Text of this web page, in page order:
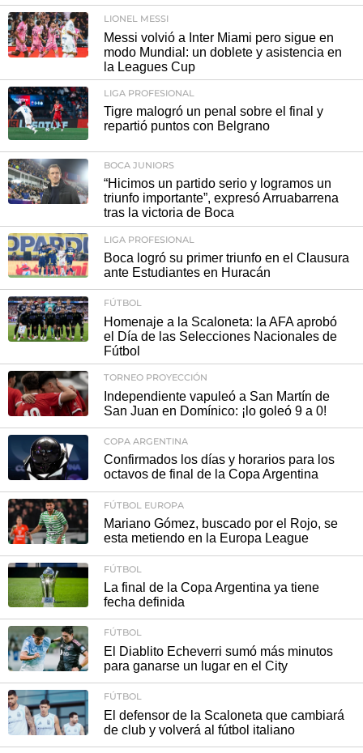
LIONEL MESSI
Messi volvió a Inter Miami pero sigue en
modo Mundial: un doblete y asistencia en
la Leagues Cup
LIGA PROFESIONAL
Tigre malogró un penal sobre el final y
repartió puntos con Belgrano
BOCA JUNIORS
“Hicimos un partido serio y logramos un
triunfo importante”, expresó Arruabarrena
tras la victoria de Boca
LIGA PROFESIONAL
Boca logró su primer triunfo en el Clausura
ante Estudiantes en Huracán
FÚTBOL
Homenaje a la Scaloneta: la AFA aprobó
el Día de las Selecciones Nacionales de
Fútbol
TORNEO PROYECCIÓN
Independiente vapuleó a San Martín de
San Juan en Domínico: ¡lo goleó 9 a 0!
COPA ARGENTINA
Confirmados los días y horarios para los
octavos de final de la Copa Argentina
FÚTBOL EUROPA
Mariano Gómez, buscado por el Rojo, se
esta metiendo en la Europa League
FÚTBOL
La final de la Copa Argentina ya tiene
fecha definida
FÚTBOL
El Diablito Echeverri sumó más minutos
para ganarse un lugar en el City
FÚTBOL
El defensor de la Scaloneta que cambiará
de club y volverá al fútbol italiano